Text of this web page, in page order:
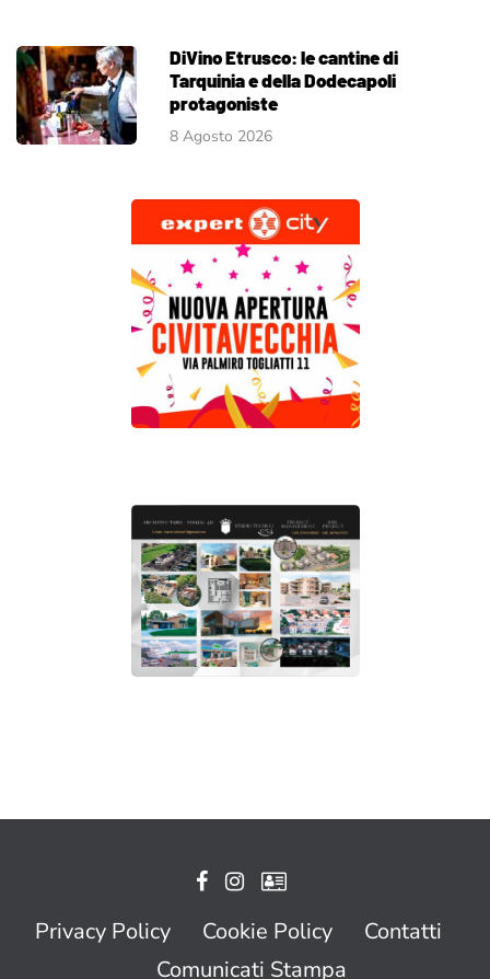
DiVino Etrusco: le cantine di
Tarquinia e della Dodecapoli
protagoniste
8 Agosto 2026
Privacy Policy Cookie Policy
Contatti
Comunicati Stampa